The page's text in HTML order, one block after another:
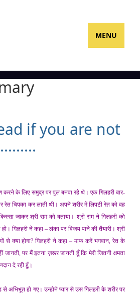
MENU
if you are not
करने के लिए समुद्र पर पुल बनवा रहे थे। एक गिलहरी बार-
रेत चिपका कर लाती थी। अपने शरीर में लिपटी रेत को वह
जाकर श्री राम को बताया। श्री राम ने गिलहरी को
गिलहरी ने कहा – लंका पर विजय पाने की तैयारी। श्री
से क्या होगा? गिलहरी ने कहा – माफ करें भगवान, रेत के
पर मैं इतना ज़रूर जानती हूँ कि मेरी जितनी क्षमता
दे रही हूँ।
से अभिभूत हो गए। उन्होने प्यार से उस गिलहरी के शरीर पर